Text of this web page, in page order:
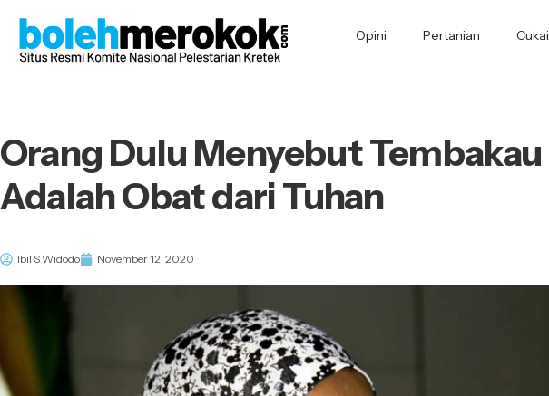
Opini Pertanian Cukai
Orang Dulu Menyebut Tembakau
Adalah Obat dari Tuhan
Ibil S Widodo November 12, 2020